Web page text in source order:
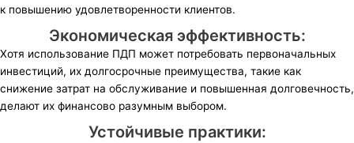
к повышению удовлетворенности клиентов.
Экономическая эффективность:
Хотя использование ПДП может потребовать первоначальных
инвестиций, их долгосрочные преимущества, такие как
снижение затрат на обслуживание и повышенная долговечность,
делают их финансово разумным выбором.
Устойчивые практики: